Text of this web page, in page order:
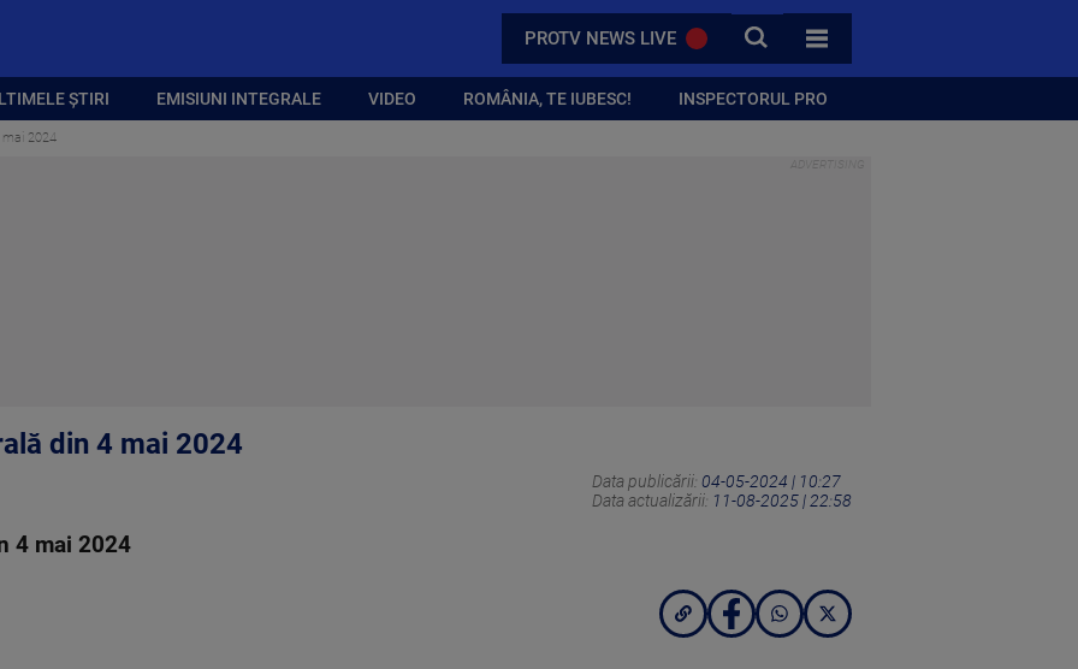
PROTV NEWS LIVE CAUTA
TOATE CATEGORIILE
ȘTIRI EMISIUNI INTEGRALE VIDEO ROMÂNIA, TE IUBESC! INSPECTORUL PRO
mai 2024
din 4 mai 2024
Data publicării: 04-05-2024 | 10:27
Data actualizării: 11-08-2025 | 22:58
4 mai 2024